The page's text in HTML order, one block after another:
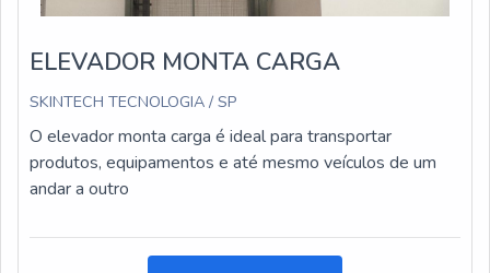
ELEVADOR MONTA CARGA
SKINTECH TECNOLOGIA / SP
O elevador monta carga é ideal para transportar
produtos, equipamentos e até mesmo veículos de um
andar a outro